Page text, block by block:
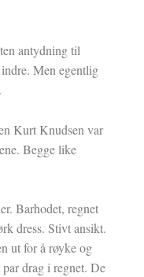
antydning til
Men egentlig
Kurt Knudsen var
Begge like
Barhodet, regnet
dress. Stivt ansikt.
ut for å røyke og
drag i regnet. De